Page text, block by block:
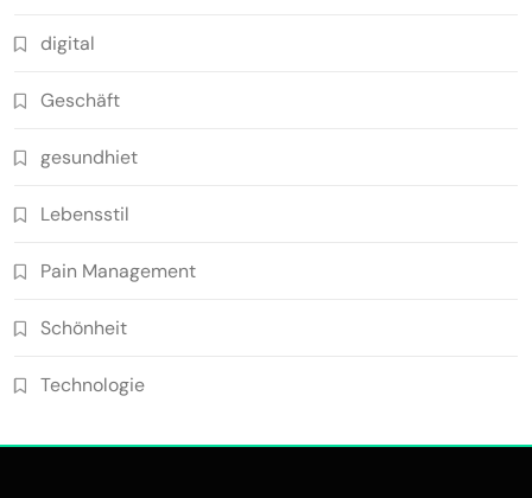
digital
Geschäft
gesundhiet
Lebensstil
Pain Management
Schönheit
Technologie